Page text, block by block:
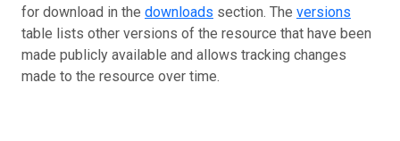
for download in the downloads section. The versions
table lists other versions of the resource that have been
made publicly available and allows tracking changes
made to the resource over time.